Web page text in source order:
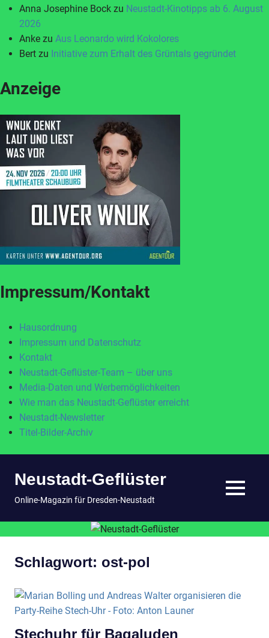
Anna Josephine Bock zu Neustadt-Kinotipps ab 6. August
2026
Anke zu Aus Leonardo wird Kokolores
Bert zu Initiative zum Erhalt des Grüntals gegründet
Anzeige
Impressum/Kontakt
Hausordnung
Impressum und Datenschutz
Kontakt
Neustadt-Geflüster-Team – über uns
Media-Daten und Werbemöglichkeiten
Wie man das Neustadt-Geflüster erreicht
Neustadt-Newsletter
Titel-Bilder-Archiv
InhaltNeustadt-Geflüster
Online-Magazin für Dresden-Neustadt MENÜ
Schlagwort: ost-pol
Stechuhr für Bagaluden